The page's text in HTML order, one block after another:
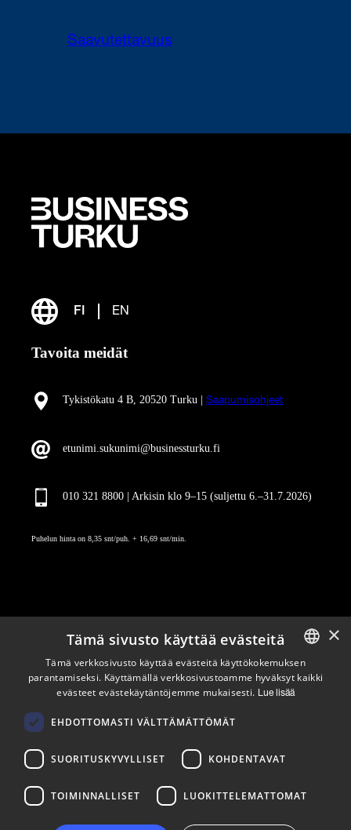
Saavutettavuus
FI EN
Tavoita meidät
Tykistökatu 4 B, 20520 Turku | Saapumisohjeet
etunimi.sukunimi@businessturku.fi
010 321 8800 | Arkisin klo 9–15 (suljettu 6.–31.7.2026)
Puhelun hinta on 8,35 snt/puh. + 16,69 snt/min.
Pysy ajan tasalla
Tilaa uutiskirjeemme
Seuraa meitä
LinkedIn Facebook Instagram
ENGLISH
×
Tämä sivusto käyttää evästeitä
Tämä verkkosivusto käyttää evästeitä käyttökokemuksen
parantamiseksi. Käyttämällä verkkosivustoamme hyväksyt kaikki
evästeet evästekäytäntöjemme mukaisesti. Lue lisää
EHDOTTOMASTI VÄLTTÄMÄTTÖMÄT
SUORITUSKYVYLLISET KOHDENTAVAT
TOIMINNALLISET LUOKITTELEMATTOMAT